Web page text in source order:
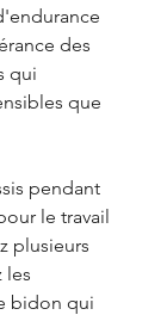
des
qui
que
pendant
le travail
plusieurs
les
bidon qui